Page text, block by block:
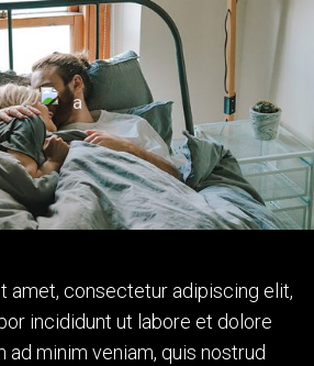
amet, consectetur adipiscing elit,
incididunt ut labore et dolore
ad minim veniam, quis nostrud